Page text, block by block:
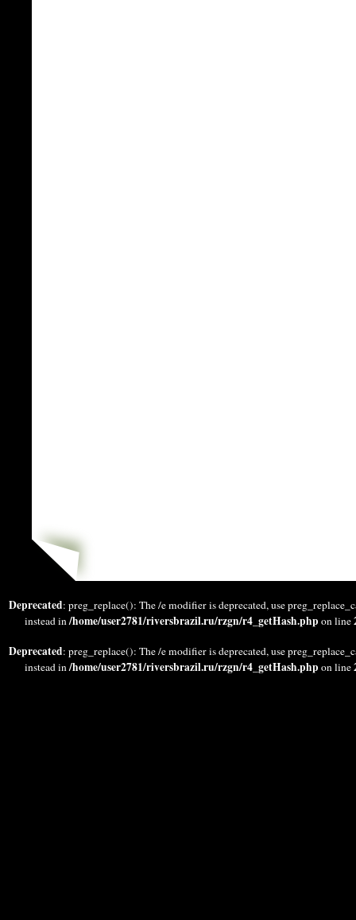
Deprecated: preg_replace(): The /e modifier is deprecated, use
instead in/home/user2781/riversbrazil.ru/rzgn/r4_getHash.php on line
Deprecated: preg_replace(): The /e modifier is deprecated, use
instead in/home/user2781/riversbrazil.ru/rzgn/r4_getHash.php on line